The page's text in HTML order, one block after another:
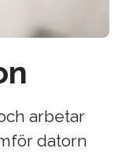
arbetar
datorn